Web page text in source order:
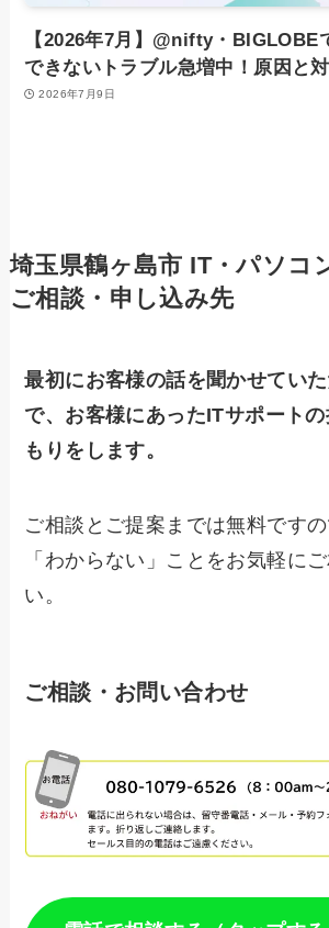
【2026年7月】@nifty・BIGLOBE
できないトラブル急増中！原因と
2026年7月9日
埼玉県鶴ヶ島市 IT・パソコ
ご相談・申し込み先
最初にお客様の話を聞かせていた
で、お客様にあったITサポート
もりをします。
ご相談とご提案までは無料ですの
「わからない」ことをお気軽に
い。
ご相談・お問い合わせ